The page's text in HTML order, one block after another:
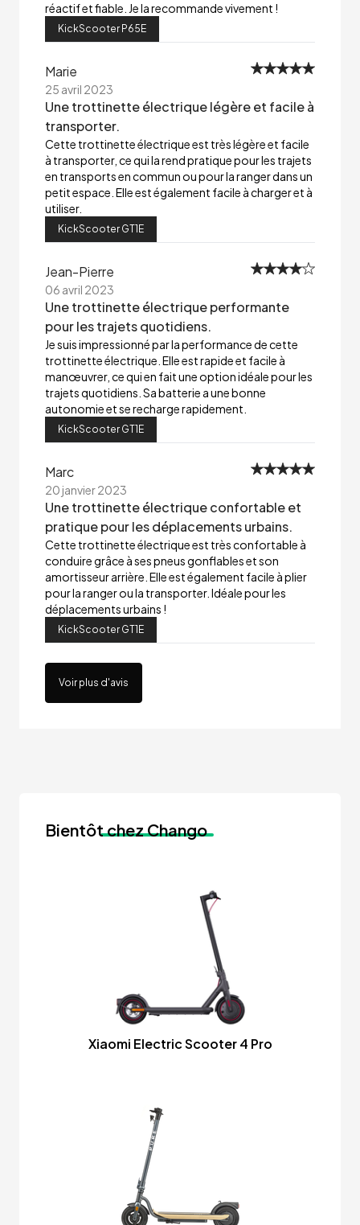
réactif et fiable. Je la recommande vivement !
KickScooter P65E
Marie
25 avril 2023
Une trottinette électrique légère et facile à
transporter.
Cette trottinette électrique est très légère et facile
à transporter, ce qui la rend pratique pour les trajets
en transports en commun ou pour la ranger dans un
petit espace. Elle est également facile à charger et à
utiliser.
KickScooter GT1E
Jean-Pierre
06 avril 2023
Une trottinette électrique performante
pour les trajets quotidiens.
Je suis impressionné par la performance de cette
trottinette électrique. Elle est rapide et facile à
manœuvrer, ce qui en fait une option idéale pour les
trajets quotidiens. Sa batterie a une bonne
autonomie et se recharge rapidement.
KickScooter GT1E
Marc
20 janvier 2023
Une trottinette électrique confortable et
pratique pour les déplacements urbains.
Cette trottinette électrique est très confortable à
conduire grâce à ses pneus gonflables et son
amortisseur arrière. Elle est également facile à plier
pour la ranger ou la transporter. Idéale pour les
déplacements urbains !
KickScooter GT1E
Voir plus d'avis
Bientôtchez Chango
Xiaomi Electric Scooter 4 Pro